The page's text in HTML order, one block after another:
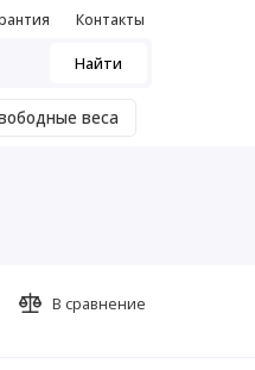
Контакты
Найти
веса
В сравнение